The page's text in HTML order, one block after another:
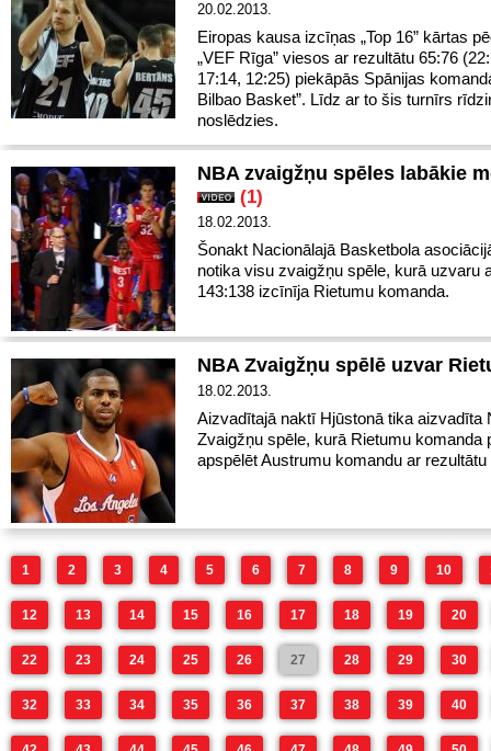
20.02.2013.
Eiropas kausa izcīņas „Top 16” kārtas
„VEF Rīga” viesos ar rezultātu 65:76
17:14, 12:25) piekāpās Spānijas
Bilbao Basket”. Līdz ar to šis turnīrs
noslēdzies.
NBA zvaigžņu spēles labākie
(1)
18.02.2013.
Šonakt Nacionālajā Basketbola
notika visu zvaigžņu spēle, kurā uzvaru
143:138 izcīnīja Rietumu komanda.
NBA Zvaigžņu spēlē uzvar
18.02.2013.
Aizvadītajā naktī Hjūstonā tika aizvadīta
Zvaigžņu spēle, kurā Rietumu komanda
apspēlēt Austrumu komandu ar rezultātu
1 2 3 4 5 6 7 8 9 10
12 13 14 15 16 17 18 19 20
22 23 24 25 26 27 28 29 30
32 33 34 35 36 37 38 39 40